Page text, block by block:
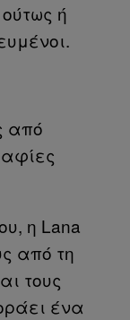
ή
από
η Lana
από τη
τους
ένα